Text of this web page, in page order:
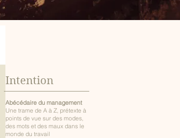
Intention
Abécédaire du management
Une trame de A à Z, prétexte à
points de vue sur des modes,
des mots et des maux dans le
monde du travail